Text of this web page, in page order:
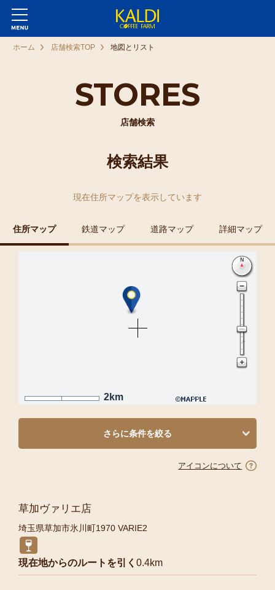
STORES
店舗検索
ホーム 店舗検索TOP 地図とリスト
検索結果
現在住所マップを表示しています
住所マップ 鉄道マップ 道路マップ 詳細マップ
2km
さらに条件を絞る
アイコンについて
草加ヴァリエ店
埼玉県草加市氷川町1970 VARIE2
現在地からのルートを引く 0.4km